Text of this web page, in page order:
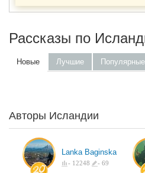
Рассказы по
Новые Лучшие Популярные
Авторы Исландии
Lanka Baginska
- 12248 - 69